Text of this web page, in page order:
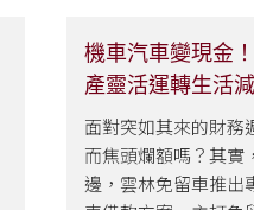
機車汽車變現金
產靈活運轉生活
面對突如其來的財務
而焦頭爛額嗎？其實
邊，雲林免留車推出